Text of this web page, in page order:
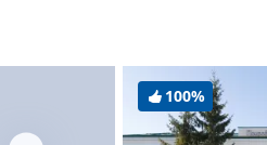
100%